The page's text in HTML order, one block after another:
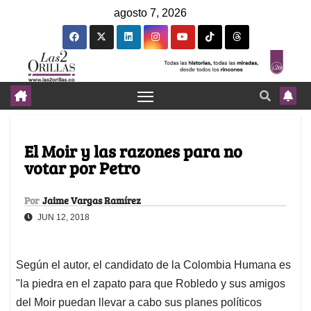
agosto 7, 2026
El Moir y las razones para no
votar por Petro
Por Jaime Vargas Ramírez
JUN 12, 2018
Según el autor, el candidato de la Colombia Humana es
"la piedra en el zapato para que Robledo y sus amigos
del Moir puedan llevar a cabo sus planes políticos